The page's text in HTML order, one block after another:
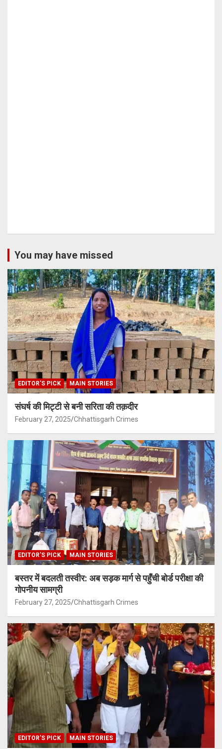
You may have missed
EDITOR'S PICK MAIN STORIES
संघर्ष की मिट्टी से बनी सरिता की तक़दीर
February 27, 2025 Chhattisgarh Crimes
EDITOR'S PICK MAIN STORIES
बस्तर में बदलती तस्वीर: अब सड़क मार्ग से पहुँची बोर्ड परीक्षा की
गोपनीय सामग्री
February 27, 2025 Chhattisgarh Crimes
EDITOR'S PICK MAIN STORIES